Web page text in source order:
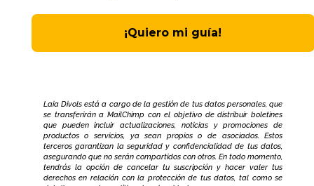
Laia Divols está a cargo de la gestión de tus datos personales, que
se transferirán a MailChimp con el objetivo de distribuir boletines
que pueden incluir actualizaciones, noticias y promociones de
productos o servicios, ya sean propios o de asociados. Estos
terceros garantizan la seguridad y confidencialidad de tus datos,
asegurando que no serán compartidos con otros. En todo momento,
tendrás la opción de cancelar tu suscripción y hacer valer tus
derechos en relación con la protección de tus datos, tal como se